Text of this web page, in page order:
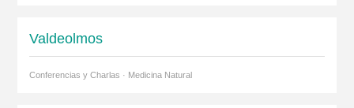
Valdeolmos
Conferencias y Charlas · Medicina Natural